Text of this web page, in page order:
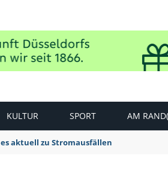
KULTUR SPORT AM
aktuell zu Stromausfällen